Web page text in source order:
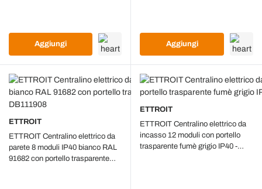
Aggiungi Aggiungi
ETTROIT
ETTROIT Centralino elettrico da
parete 8 moduli IP40 bianco RAL
91682 con portello trasparente
ETTROIT
ETTROIT Centralino elettrico da
incasso 12 moduli con portello
trasparente fumè grigio IP40 -